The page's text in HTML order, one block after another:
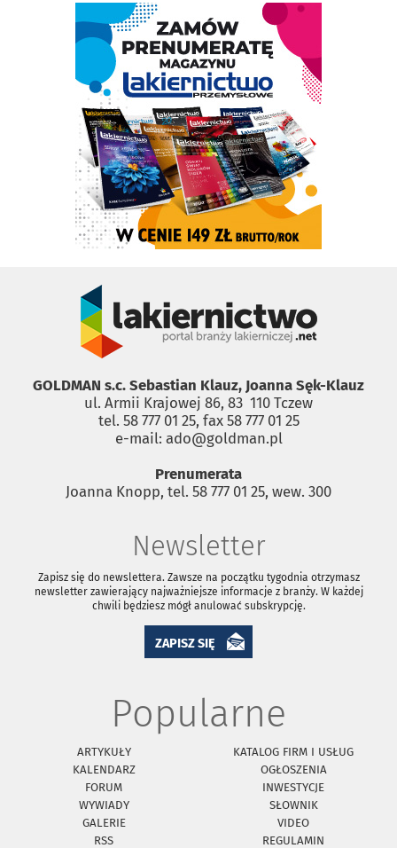
GOLDMAN s.c. Sebastian Klauz, Joanna Sęk-Klauz
ul. Armii Krajowej 86, 83 ­ 110 Tczew
tel. 58 777 01 25, fax 58 777 01 25
e-mail: ado@goldman.pl
Prenumerata
Joanna Knopp, tel. 58 777 01 25, wew. 300
Newsletter
Zapisz się do newslettera. Zawsze na początku tygodnia otrzymasz
newsletter zawierający najważniejsze informacje z branży. W każdej
chwili będziesz mógł anulować subskrypcję.
ZAPISZ SIĘ
Popularne
ARTYKUŁY
KATALOG FIRM I USŁUG
KALENDARZ
OGŁOSZENIA
FORUM
INWESTYCJE
WYWIADY
SŁOWNIK
GALERIE
VIDEO
RSS
REGULAMIN